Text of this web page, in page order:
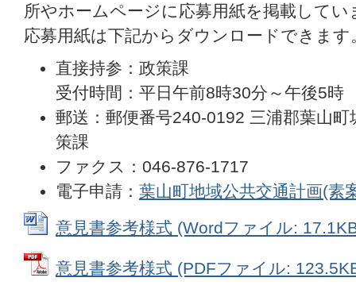
所やホームページに応募用紙を掲載してい
応募用紙は下記からダウンロードできます
直接持参：政策課
受付時間：平日午前8時30分～午後5時
郵送：郵便番号240-0192 三浦郡葉山
策課
ファクス：046-876-1717
電子申請： 葉山町地域公共交通計画(素
意見書参考様式 (Wordファイル:
意見書参考様式 (PDFファイル: